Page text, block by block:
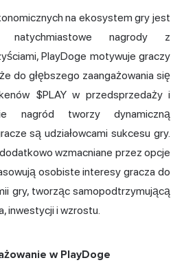
na ekosystem gry jest
natychmiastowe nagrody z
PlayDoge motywuje graczy
do głębszego zaangażowania się
$PLAY w przedsprzedaży i
nagród tworzy dynamiczną
są udziałowcami sukcesu gry.
wzmacniane przez opcje
osobiste interesy gracza do
gry, tworząc samopodtrzymującą
inwestycji i wzrostu.
w PlayDoge